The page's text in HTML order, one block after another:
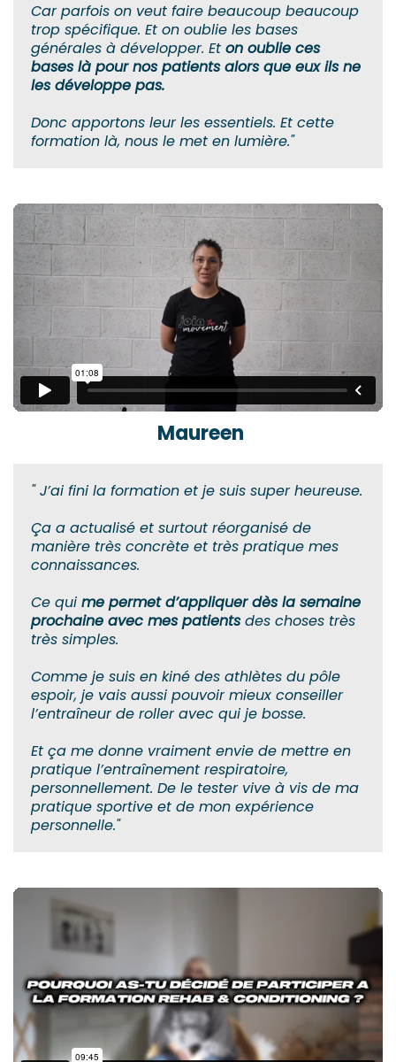
Car parfois on veut faire beaucoup beaucoup
trop spécifique. Et on oublie les bases
générales à développer. Et on oublie ces
bases là pour nos patients alors que eux ils ne
les développe pas.
Donc apportons leur les essentiels. Et cette
formation là, nous le met en lumière."
Maureen
" J’ai fini la formation et je suis super heureuse.
Ça a actualisé et surtout réorganisé de
manière très concrète et très pratique mes
connaissances.
Ce qui me permet d’appliquer dès la semaine
prochaine avec mes patientsdes choses très
très simples.
Comme je suis en kiné des athlètes du pôle
espoir, je vais aussi pouvoir mieux conseiller
l’entraîneur de roller avec qui je bosse.
Et ça me donne vraiment envie de mettre en
pratique l’entraînement respiratoire,
personnellement. De le tester vive à vis de ma
pratique sportive et de mon expérience
personnelle."